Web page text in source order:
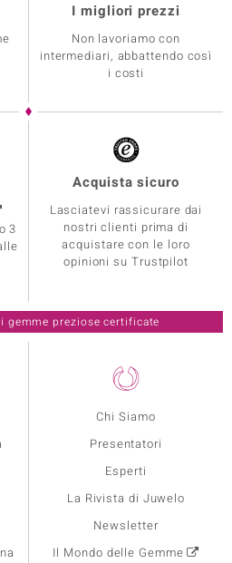
Chi Siamo
Presentatori
Esperti
La Rivista di Juwelo
Newsletter
Il Mondo delle Gemme
I migliori prezzi
Non lavoriamo con
intermediari, abbattendo così
i costi
3
Acquista sicuro
Lasciatevi rassicurare dai
nostri clienti prima di
acquistare con le loro
opinioni su Trustpilot
gemme preziose certificate